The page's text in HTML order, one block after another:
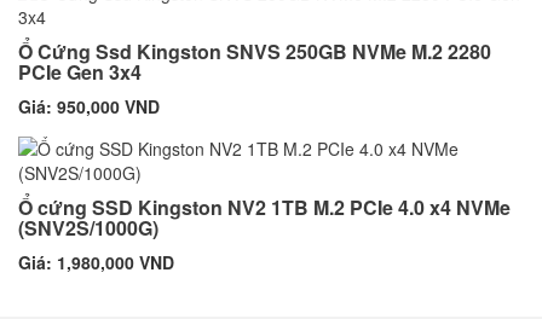
Ổ Cứng Ssd Kingston SNVS 250GB NVMe M.2 2280
PCIe Gen 3x4
Giá: 950,000 VND
Ổ cứng SSD Kingston NV2 1TB M.2 PCIe 4.0 x4 NVMe
(SNV2S/1000G)
Giá: 1,980,000 VND